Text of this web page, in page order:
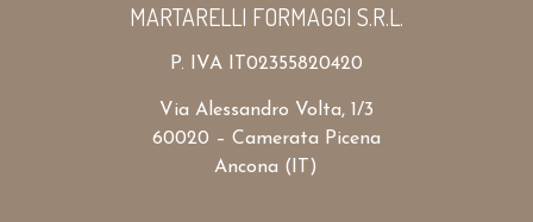
MARTARELLI FORMAGGI S.R.L.
P. IVA IT02355820420
Via Alessandro Volta, 1/3
60020 – Camerata Picena
Ancona (IT)